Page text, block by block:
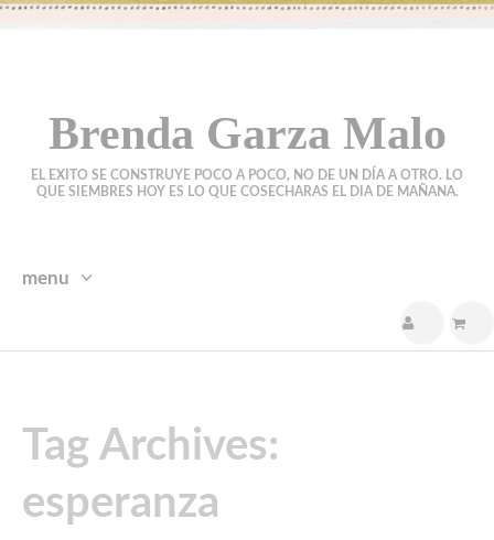
Brenda Garza Malo
EL EXITO SE CONSTRUYE POCO A POCO, NO DE UN DÍA A OTRO. LO
QUE SIEMBRES HOY ES LO QUE COSECHARAS EL DIA DE MAÑANA.
menu
Tag Archives:
esperanza